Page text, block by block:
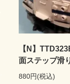
【N】
面ステップ滑
880円(税込)